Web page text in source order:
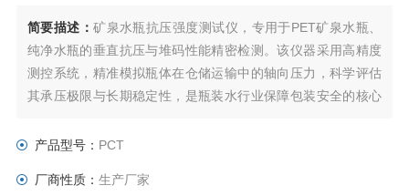
简要描述：矿泉水瓶抗压强度测试仪，专用于PET矿泉水瓶、
纯净水瓶的垂直抗压与堆码性能精密检测。该仪器采用高精度
测控系统，精准模拟瓶体在仓储运输中的轴向压力，科学评估
其承压极限与长期稳定性，是瓶装水行业保障包装安全的核心
产品型号： PCT
厂商性质： 生产厂家